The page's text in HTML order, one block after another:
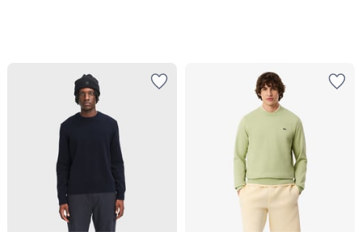
appliquée.